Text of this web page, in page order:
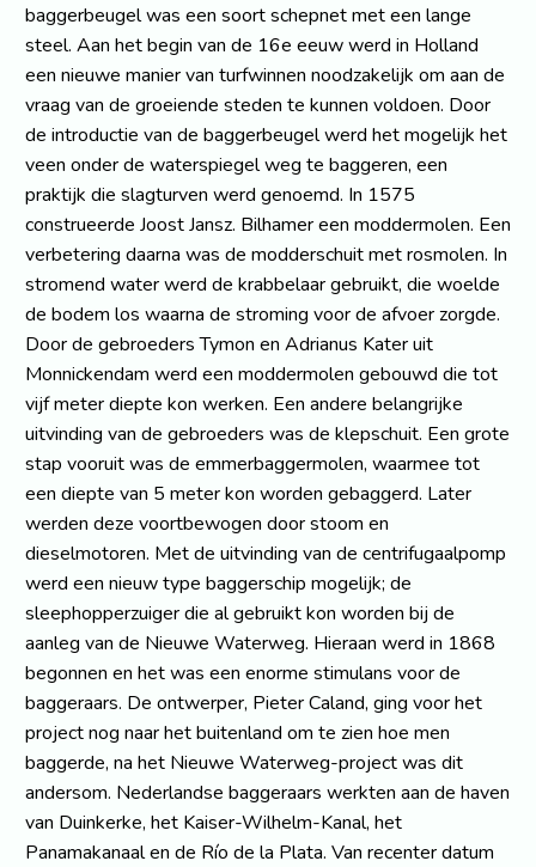
baggerbeugel was een soort schepnet met een lange
steel. Aan het begin van de 16e eeuw werd in Holland
een nieuwe manier van turfwinnen noodzakelijk om aan de
vraag van de groeiende steden te kunnen voldoen. Door
de introductie van de baggerbeugel werd het mogelijk het
veen onder de waterspiegel weg te baggeren, een
praktijk die slagturven werd genoemd. In 1575
construeerde Joost Jansz. Bilhamer een moddermolen. Een
verbetering daarna was de modderschuit met rosmolen. In
stromend water werd de krabbelaar gebruikt, die woelde
de bodem los waarna de stroming voor de afvoer zorgde.
Door de gebroeders Tymon en Adrianus Kater uit
Monnickendam werd een moddermolen gebouwd die tot
vijf meter diepte kon werken. Een andere belangrijke
uitvinding van de gebroeders was de klepschuit. Een grote
stap vooruit was de emmerbaggermolen, waarmee tot
een diepte van 5 meter kon worden gebaggerd. Later
werden deze voortbewogen door stoom en
dieselmotoren. Met de uitvinding van de centrifugaalpomp
werd een nieuw type baggerschip mogelijk; de
sleephopperzuiger die al gebruikt kon worden bij de
aanleg van de Nieuwe Waterweg. Hieraan werd in 1868
begonnen en het was een enorme stimulans voor de
baggeraars. De ontwerper, Pieter Caland, ging voor het
project nog naar het buitenland om te zien hoe men
baggerde, na het Nieuwe Waterweg-project was dit
andersom. Nederlandse baggeraars werkten aan de haven
van Duinkerke, het Kaiser-Wilhelm-Kanal, het
Panamakanaal en de Río de la Plata. Van recenter datum